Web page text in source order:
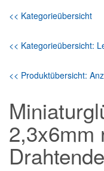
<< Kategorieübersicht
<< Kategorieübersicht:
<< Produktübersicht:
2,3x6mm